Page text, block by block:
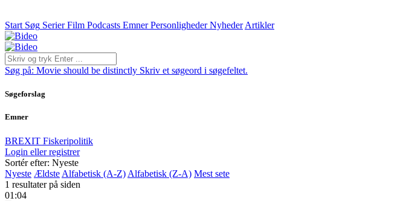
Start Søg Serier Film Podcasts Emner Personligheder Nyheder Artikler
Søg på: Movie should be distinctly Skriv et søgeord i søgefeltet.
Søgeforslag
Emner
BREXIT Fiskeripolitik
Login eller registrer
Sortér efter: Nyeste
Nyeste Ældste Alfabetisk (A-Z) Alfabetisk (Z-A) Mest sete
1 resultater på siden
01:04